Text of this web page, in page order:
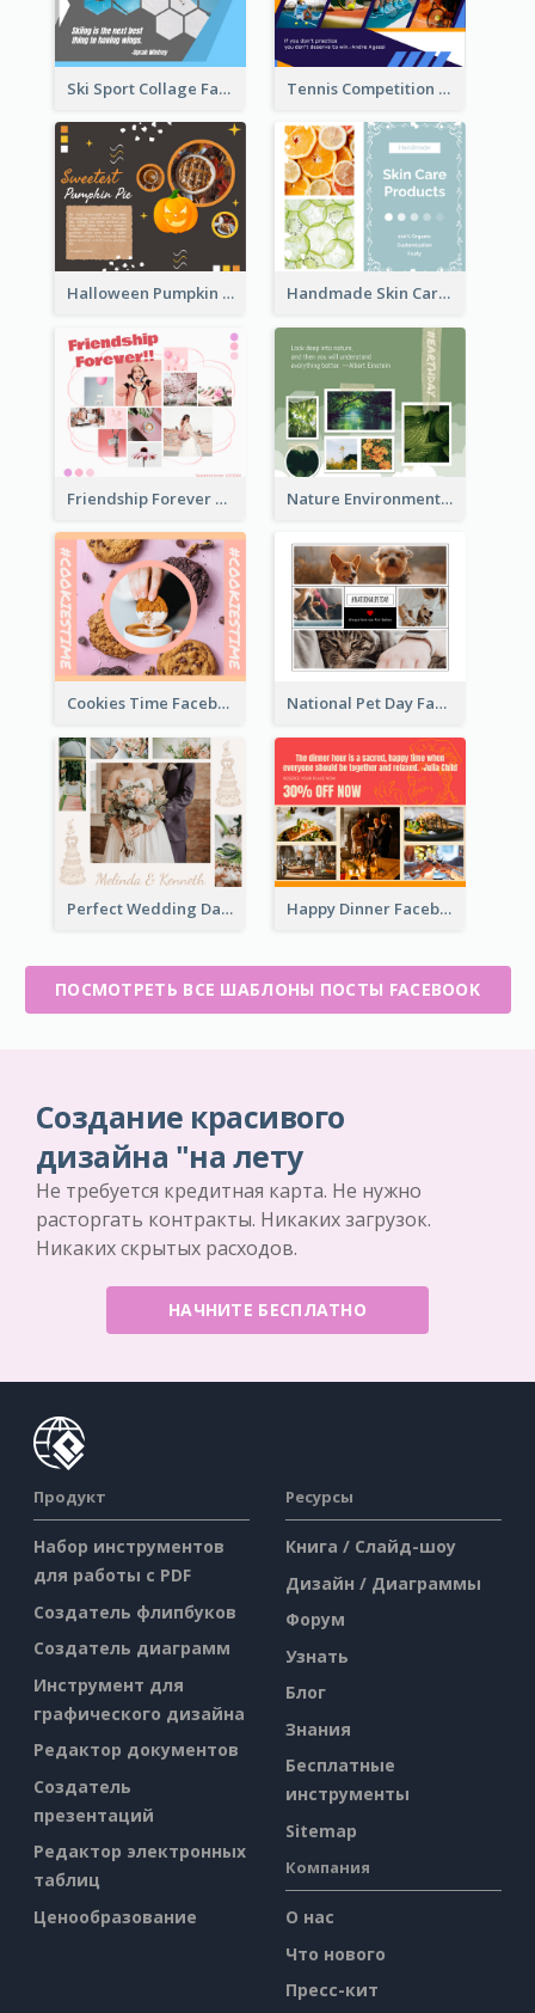
Ski Sport Collage Facebook Post Tennis Competition Collage Facebook Post
Halloween Pumpkin Pie Collage Facebook Post Handmade Skin Care Products Facebook Post
Friendship Forever Facebook Post Nature Environment Facebook Post
Cookies Time Facebook Post National Pet Day Facebook Post
Perfect Wedding Day Facebook Post Happy Dinner Facebook Post
ПОСМОТРЕТЬ ВСЕ ШАБЛОНЫ ПОСТЫ FACEBOOK
Создание красивого
дизайна "на лету
Не требуется кредитная карта. Не нужно
расторгать контракты. Никаких загрузок.
Никаких скрытых расходов.
НАЧНИТЕ БЕСПЛАТНО
Продукт
Набор инструментов
для работы с PDF
Создатель флипбуков
Создатель диаграмм
Инструмент для
графического дизайна
Редактор документов
Создатель
презентаций
Редактор электронных
таблиц
Ценообразование
Ресурсы
Книга / Слайд-шоу
Дизайн / Диаграммы
Форум
Узнать
Блог
Знания
Бесплатные
инструменты
Sitemap
Компания
О нас
Что нового
Пресс-кит